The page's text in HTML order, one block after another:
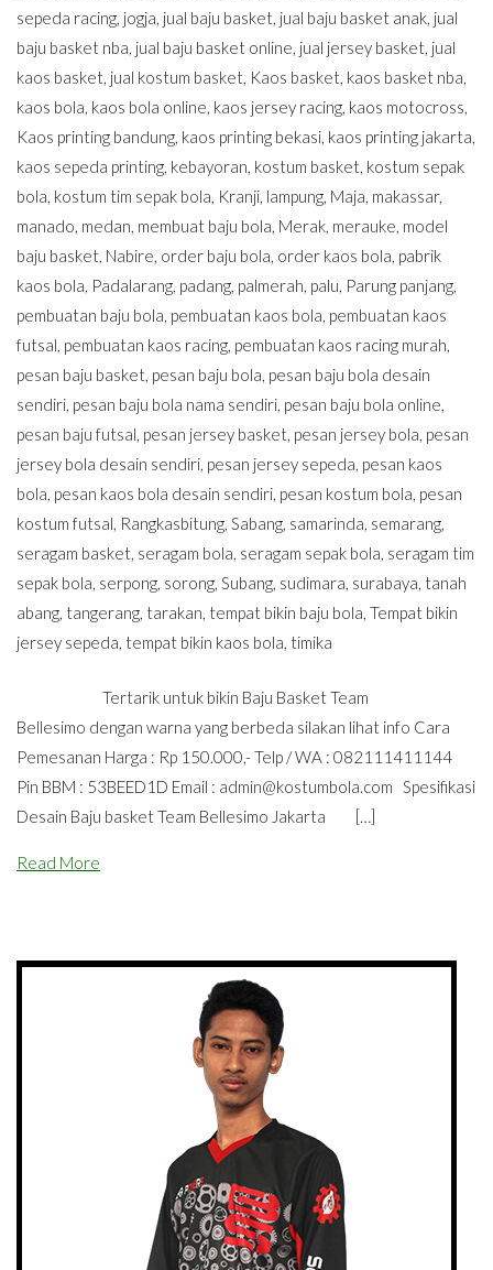
sepeda racing, jogja, jual baju basket, jual baju basket anak, jual
baju basket nba, jual baju basket online, jual jersey basket, jual
kaos basket, jual kostum basket, Kaos basket, kaos basket nba,
kaos bola, kaos bola online, kaos jersey racing, kaos motocross,
Kaos printing bandung, kaos printing bekasi, kaos printing jakarta,
kaos sepeda printing, kebayoran, kostum basket, kostum sepak
bola, kostum tim sepak bola, Kranji, lampung, Maja, makassar,
manado, medan, membuat baju bola, Merak, merauke, model
baju basket, Nabire, order baju bola, order kaos bola, pabrik
kaos bola, Padalarang, padang, palmerah, palu, Parung panjang,
pembuatan baju bola, pembuatan kaos bola, pembuatan kaos
futsal, pembuatan kaos racing, pembuatan kaos racing murah,
pesan baju basket, pesan baju bola, pesan baju bola desain
sendiri, pesan baju bola nama sendiri, pesan baju bola online,
pesan baju futsal, pesan jersey basket, pesan jersey bola, pesan
jersey bola desain sendiri, pesan jersey sepeda, pesan kaos
bola, pesan kaos bola desain sendiri, pesan kostum bola, pesan
kostum futsal, Rangkasbitung, Sabang, samarinda, semarang,
seragam basket, seragam bola, seragam sepak bola, seragam tim
sepak bola, serpong, sorong, Subang, sudimara, surabaya, tanah
abang, tangerang, tarakan, tempat bikin baju bola, Tempat bikin
jersey sepeda, tempat bikin kaos bola, timika
Tertarik untuk bikin Baju Basket Team
Bellesimo dengan warna yang berbeda silakan lihat info Cara
Pemesanan Harga : Rp 150.000,- Telp / WA : 082111411144
Pin BBM : 53BEED1D Email : admin@kostumbola.com Spesifikasi
Desain Baju basket Team Bellesimo Jakarta […]
Read More